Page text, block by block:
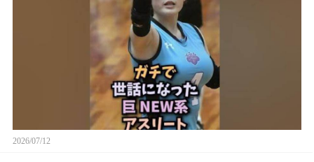
2026/07/12